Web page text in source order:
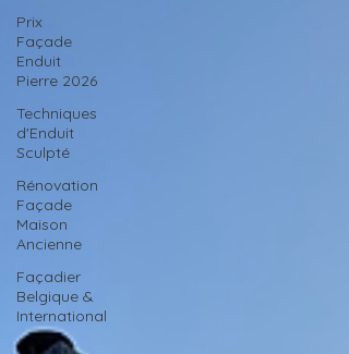
Prix
Façade
Enduit
Pierre 2026
Techniques
d'Enduit
Sculpté
Rénovation
Façade
Maison
Ancienne
Façadier
Belgique &
International